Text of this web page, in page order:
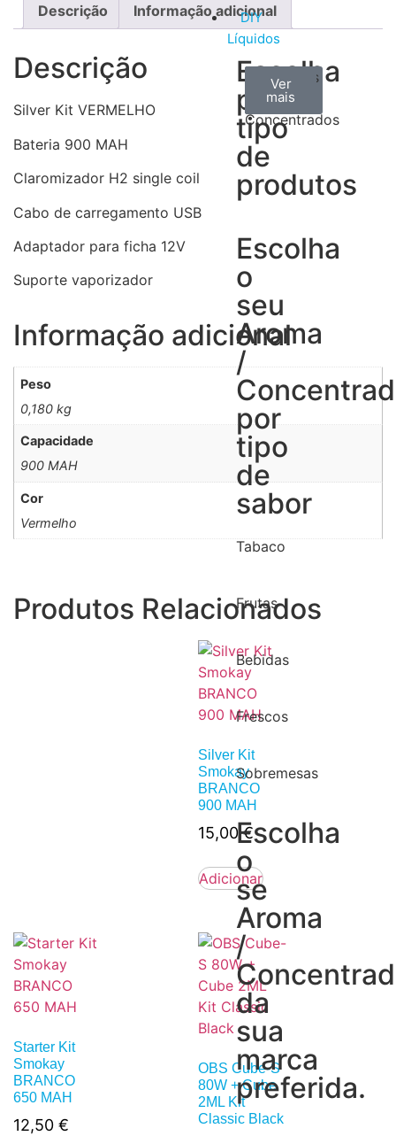
DIY
Líquidos
Escolha
por
tipo
de
produtos
Aromas
Concentrados
Ver
todos
Bases
Ver
mais
Accesorios
Ver
mais
Escolha
o
seu
Aroma
/
por
tipo
de
sabor
Tabaco
Frutas
Bebidas
Frescos
Sobremesas
Escolha
o
se
Aroma
/
da
sua
marca
preferida.
Descrição Informação adicional
Descrição
Silver Kit VERMELHO
Bateria 900 MAH
Claromizador H2 single coil
Cabo de carregamento USB
Adaptador para ficha 12V
Suporte vaporizador
Informação adicional
Peso
0,180 kg
Capacidade
900 MAH
Cor
Vermelho
Produtos Relacionados
Silver Kit
Smokay
BRANCO
900 MAH
15,00€
Adicionar
Starter Kit
Smokay
BRANCO
650 MAH
12,50 €
OBS Cube-S
80W + Cube
2ML Kit
Classic Black